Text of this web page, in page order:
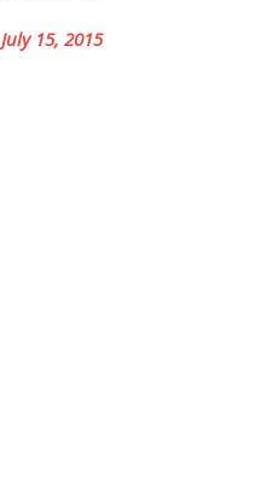
July 15, 2015